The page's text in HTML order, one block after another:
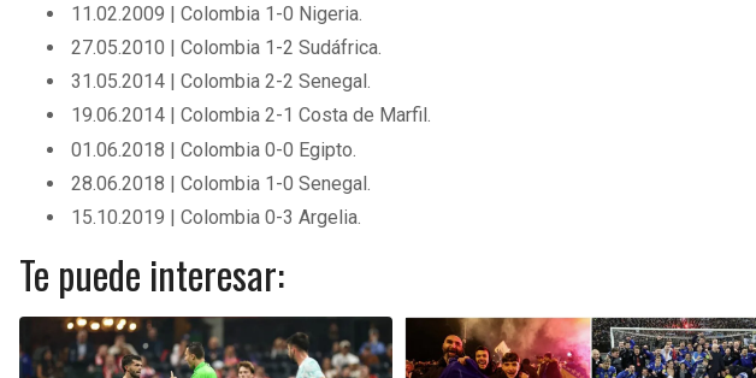
11.02.2009 | Colombia 1-0 Nigeria.
27.05.2010 | Colombia 1-2 Sudáfrica.
31.05.2014 | Colombia 2-2 Senegal.
19.06.2014 | Colombia 2-1 Costa de Marfil.
01.06.2018 | Colombia 0-0 Egipto.
28.06.2018 | Colombia 1-0 Senegal.
15.10.2019 | Colombia 0-3 Argelia.
Te puede interesar: